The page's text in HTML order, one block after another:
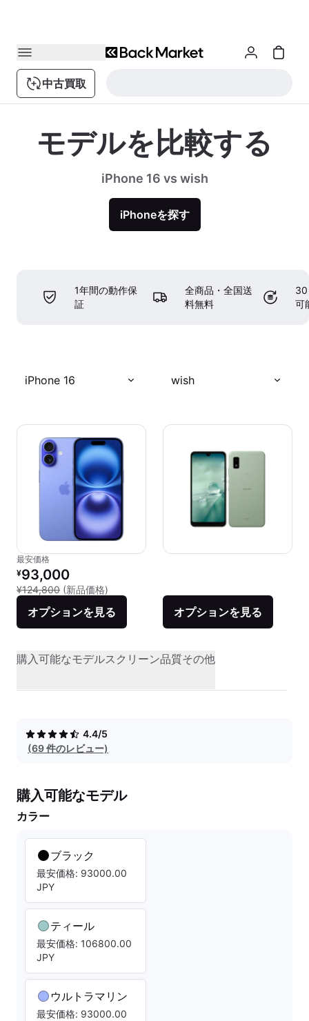
中古買取
モデルを比較する
iPhone 16 vs wish
iPhoneを探す
1年間の動作保
証
全商品・全国送
料無料
30
可
iPhone 16 wish
最安価格
リファービッシュ品の価格：
¥93,000
¥124,800 (新品価格)
オプションを見る オプションを見る
購入可能なモデルスクリーン品質その他
4.4/5
(69 件のレビュー)
購入可能なモデル
カラー
ブラック
最安価格: 93000.00
JPY
ティール
最安価格: 106800.00
JPY
ウルトラマリン
最安価格: 93000.00